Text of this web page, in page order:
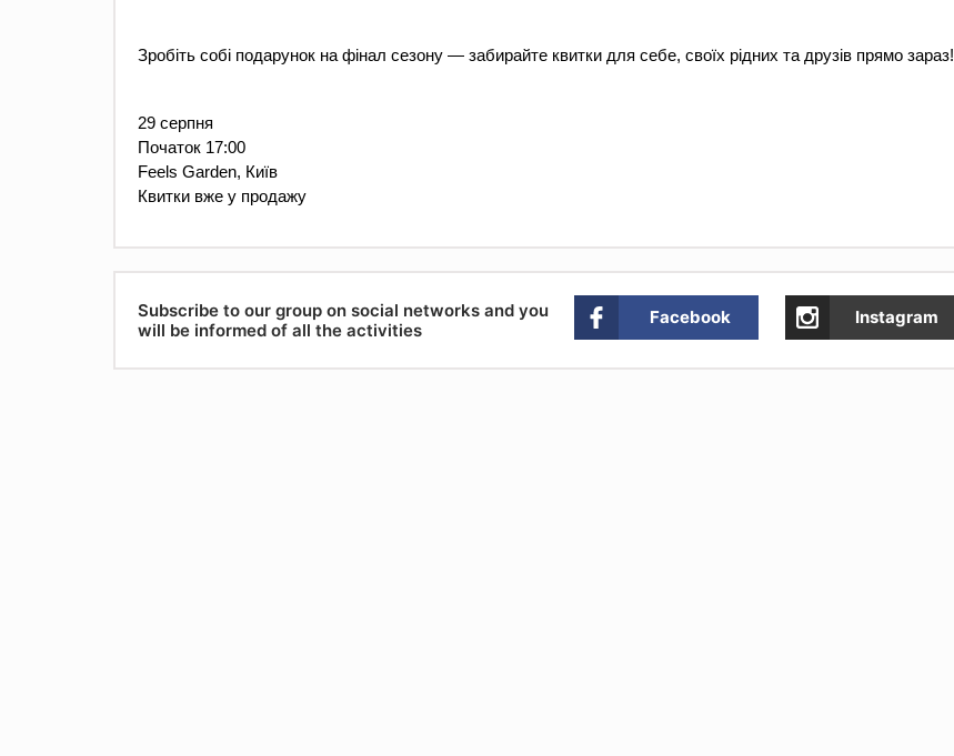
Зробіть собі подарунок на фінал сезону — забирайте квитки для себе, своїх рідних та друзів прямо зараз!
29 серпня
Початок 17:00
Feels Garden, Київ
Квитки вже у продажу
Subscribe to our group on social networks and you
will be informed of all the activities
Facebook Instagram